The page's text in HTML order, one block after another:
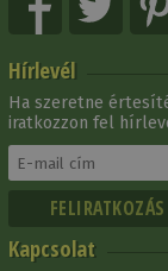
Hírlevél
Ha szeretne
iratkozzon fel
Kapcsolat